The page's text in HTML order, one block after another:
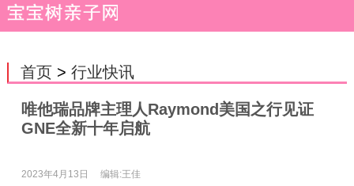
首页> 行业快讯
唯他瑞品牌主理人Raymond美国之行见证
GNE全新十年启航
2023年4月13日 编辑:王佳